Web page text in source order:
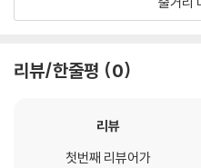
들은 고향 영국으로 금의환향하고
리뷰/한줄평 0
리뷰
첫번째 리뷰어가